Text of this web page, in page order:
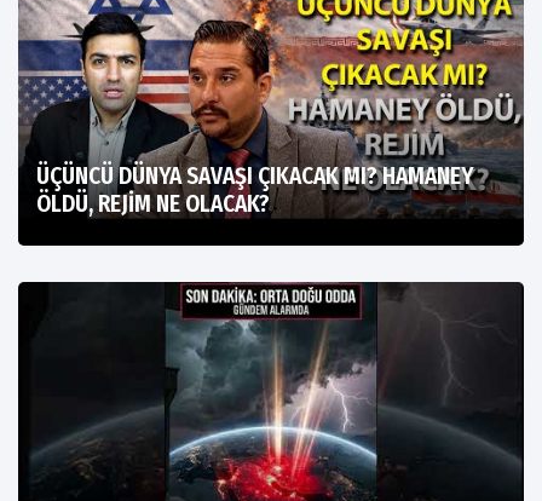
ÜÇÜNCÜ DÜNYA SAVAŞI ÇIKACAK MI? HAMANEY
ÖLDÜ, REJİM NE OLACAK?